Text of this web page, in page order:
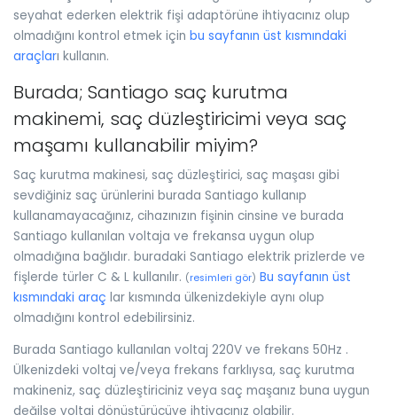
seyahat ederken elektrik fişi adaptörüne ihtiyacınız olup
olmadığını kontrol etmek için bu sayfanın üst kısmındaki
araçları kullanın.
Burada; Santiago saç kurutma
makinemi, saç düzleştiricimi veya saç
maşamı kullanabilir miyim?
Saç kurutma makinesi, saç düzleştirici, saç maşası gibi
sevdiğiniz saç ürünlerini burada Santiago kullanıp
kullanamayacağınız, cihazınızın fişinin cinsine ve burada
Santiago kullanılan voltaja ve frekansa uygun olup
olmadığına bağlıdır. buradaki Santiago elektrik prizlerde ve
fişlerde türler C & L kullanılır. (resimleri gör) Bu sayfanın üst
kısmındaki araç lar kısmında ülkenizdekiyle aynı olup
olmadığını kontrol edebilirsiniz.
Burada Santiago kullanılan voltaj 220V ve frekans 50Hz .
Ülkenizdeki voltaj ve/veya frekans farklıysa, saç kurutma
makineniz, saç düzleştiriciniz veya saç maşanız buna uygun
değilse voltaj dönüştürücüye ihtiyacınız olabilir.